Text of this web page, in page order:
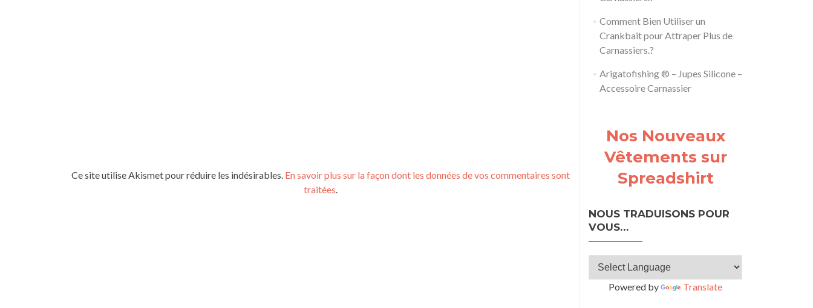
Ce site utilise Akismet pour réduire les indésirables. En savoir plus sur la façon dont les données de vos commentaires sont
traitées.
Comment Bien Utiliser un
Crankbait pour Attraper Plus de
Carnassiers.?
Arigatofishing ® – Jupes Silicone –
Accessoire Carnassier
Nos Nouveaux
Vêtements sur
Spreadshirt
NOUS TRADUISONS POUR
VOUS…
Powered by Translate